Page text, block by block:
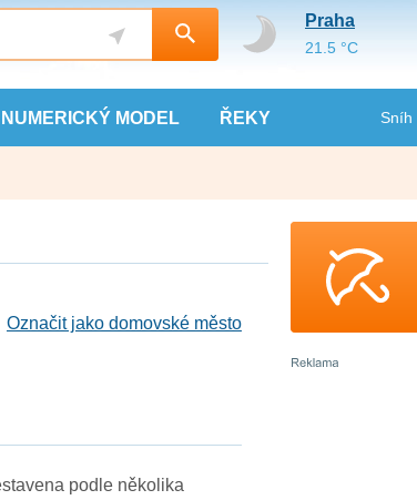
NUMERICKÝ MODEL ŘEKY Sníh
Praha
21.5 °C
Označit jako domovské město
podle několika